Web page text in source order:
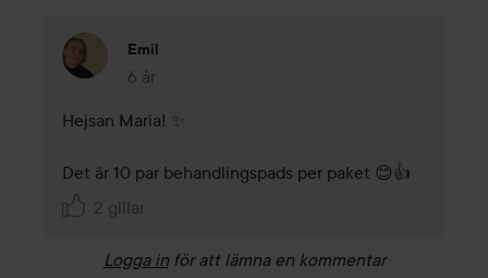
Emil
6 år
Kommentaren lades 6 år
Hejsan Maria! ✨
Det är 10 par behandlingspads per paket 😊👍
2 gillar
Logga in för att lämna en kommentar